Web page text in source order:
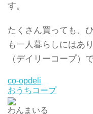
す。
たくさん買っても、
も一人暮らしにはあ
（デイリーコープ）
co-opdeli
おうちコープ
わんまいる